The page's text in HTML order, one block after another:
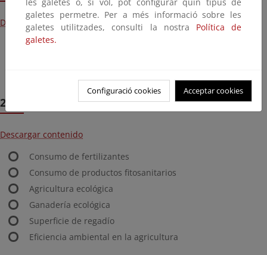
Descargar contenido
Generación de residuos municipales
2.11 Agricultura
Descargar contenido
Consumo de fertilizantes
Consumo de productos fitosanitarios
Agricultura ecológica
Ganadería ecológica
Superficie de regadío
Eficiencia ambiental en la agricultura
galetes permetre. Per a més informació sobre les
galetes utilitzades, consulti la nostra Política de
galetes.
Configuració cookies Acceptar cookies